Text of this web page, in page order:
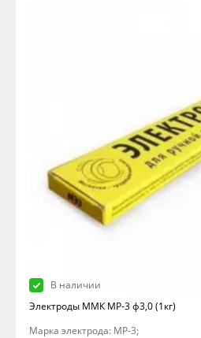
В наличии
Электроды ММК МР-3 ф3,0 (1кг)
Марка электрода: МР-3;